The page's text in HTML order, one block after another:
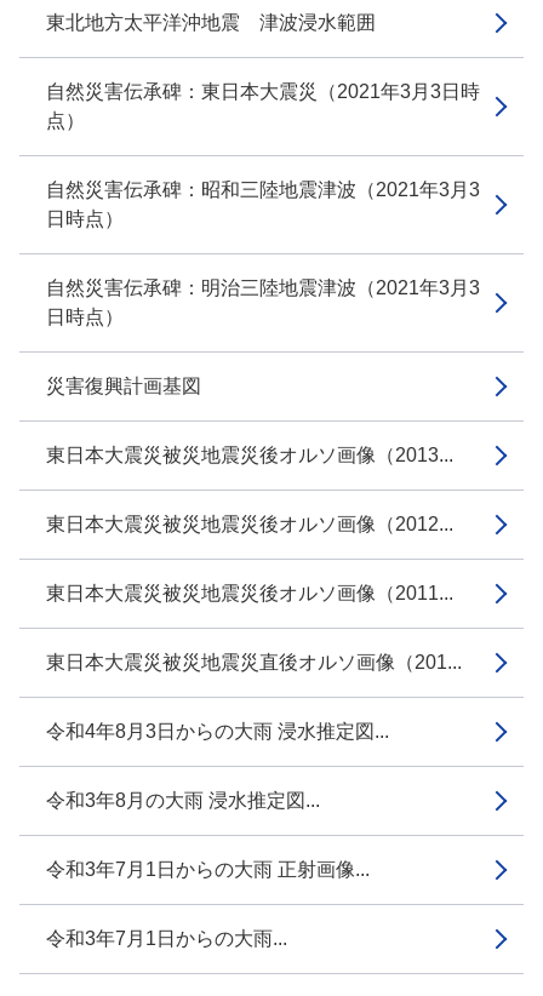
東北地方太平洋沖地震 津波浸水範囲
自然災害伝承碑：東日本大震災（2021年3月3日時
点）
自然災害伝承碑：昭和三陸地震津波（2021年3月3
日時点）
自然災害伝承碑：明治三陸地震津波（2021年3月3
日時点）
災害復興計画基図
東日本大震災被災地震災後オルソ画像（2013...
東日本大震災被災地震災後オルソ画像（2012...
東日本大震災被災地震災後オルソ画像（2011...
東日本大震災被災地震災直後オルソ画像（201...
令和4年8月3日からの大雨 浸水推定図...
令和3年8月の大雨 浸水推定図...
令和3年7月1日からの大雨 正射画像...
令和3年7月1日からの大雨...